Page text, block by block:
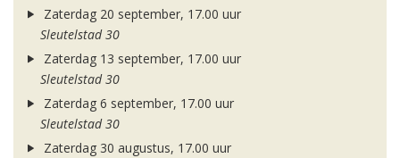
Zaterdag 20 september, 17.00 uur
Sleutelstad 30
Zaterdag 13 september, 17.00 uur
Sleutelstad 30
Zaterdag 6 september, 17.00 uur
Sleutelstad 30
Zaterdag 30 augustus, 17.00 uur